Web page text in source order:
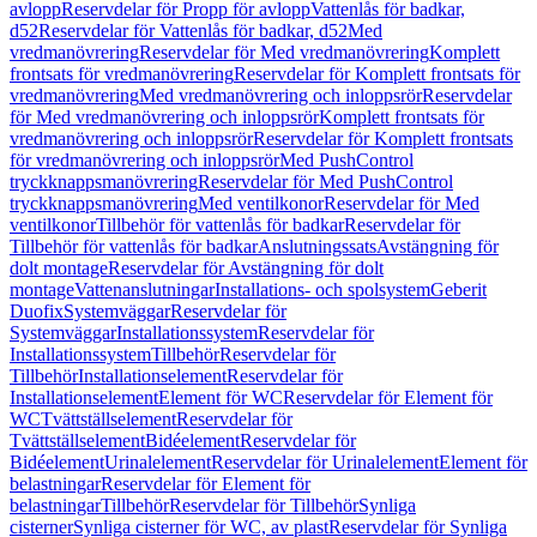
avloppReservdelar för Propp för avloppVattenlås för badkar,
d52Reservdelar för Vattenlås för badkar, d52Med
vredmanövreringReservdelar för Med vredmanövreringKomplett
frontsats för vredmanövreringReservdelar för Komplett frontsats för
vredmanövreringMed vredmanövrering och inloppsrörReservdelar
för Med vredmanövrering och inloppsrörKomplett frontsats för
vredmanövrering och inloppsrörReservdelar för Komplett frontsats
för vredmanövrering och inloppsrörMed PushControl
tryckknappsmanövreringReservdelar för Med PushControl
tryckknappsmanövreringMed ventilkonorReservdelar för Med
ventilkonorTillbehör för vattenlås för badkarReservdelar för
Tillbehör för vattenlås för badkarAnslutningssatsAvstängning för
dolt montageReservdelar för Avstängning för dolt
montageVattenanslutningarInstallations- och spolsystemGeberit
DuofixSystemväggarReservdelar för
SystemväggarInstallationssystemReservdelar för
InstallationssystemTillbehörReservdelar för
TillbehörInstallationselementReservdelar för
InstallationselementElement för WCReservdelar för Element för
WCTvättställselementReservdelar för
TvättställselementBidéelementReservdelar för
BidéelementUrinalelementReservdelar för UrinalelementElement för
belastningarReservdelar för Element för
belastningarTillbehörReservdelar för TillbehörSynliga
cisternerSynliga cisterner för WC, av plastReservdelar för Synliga